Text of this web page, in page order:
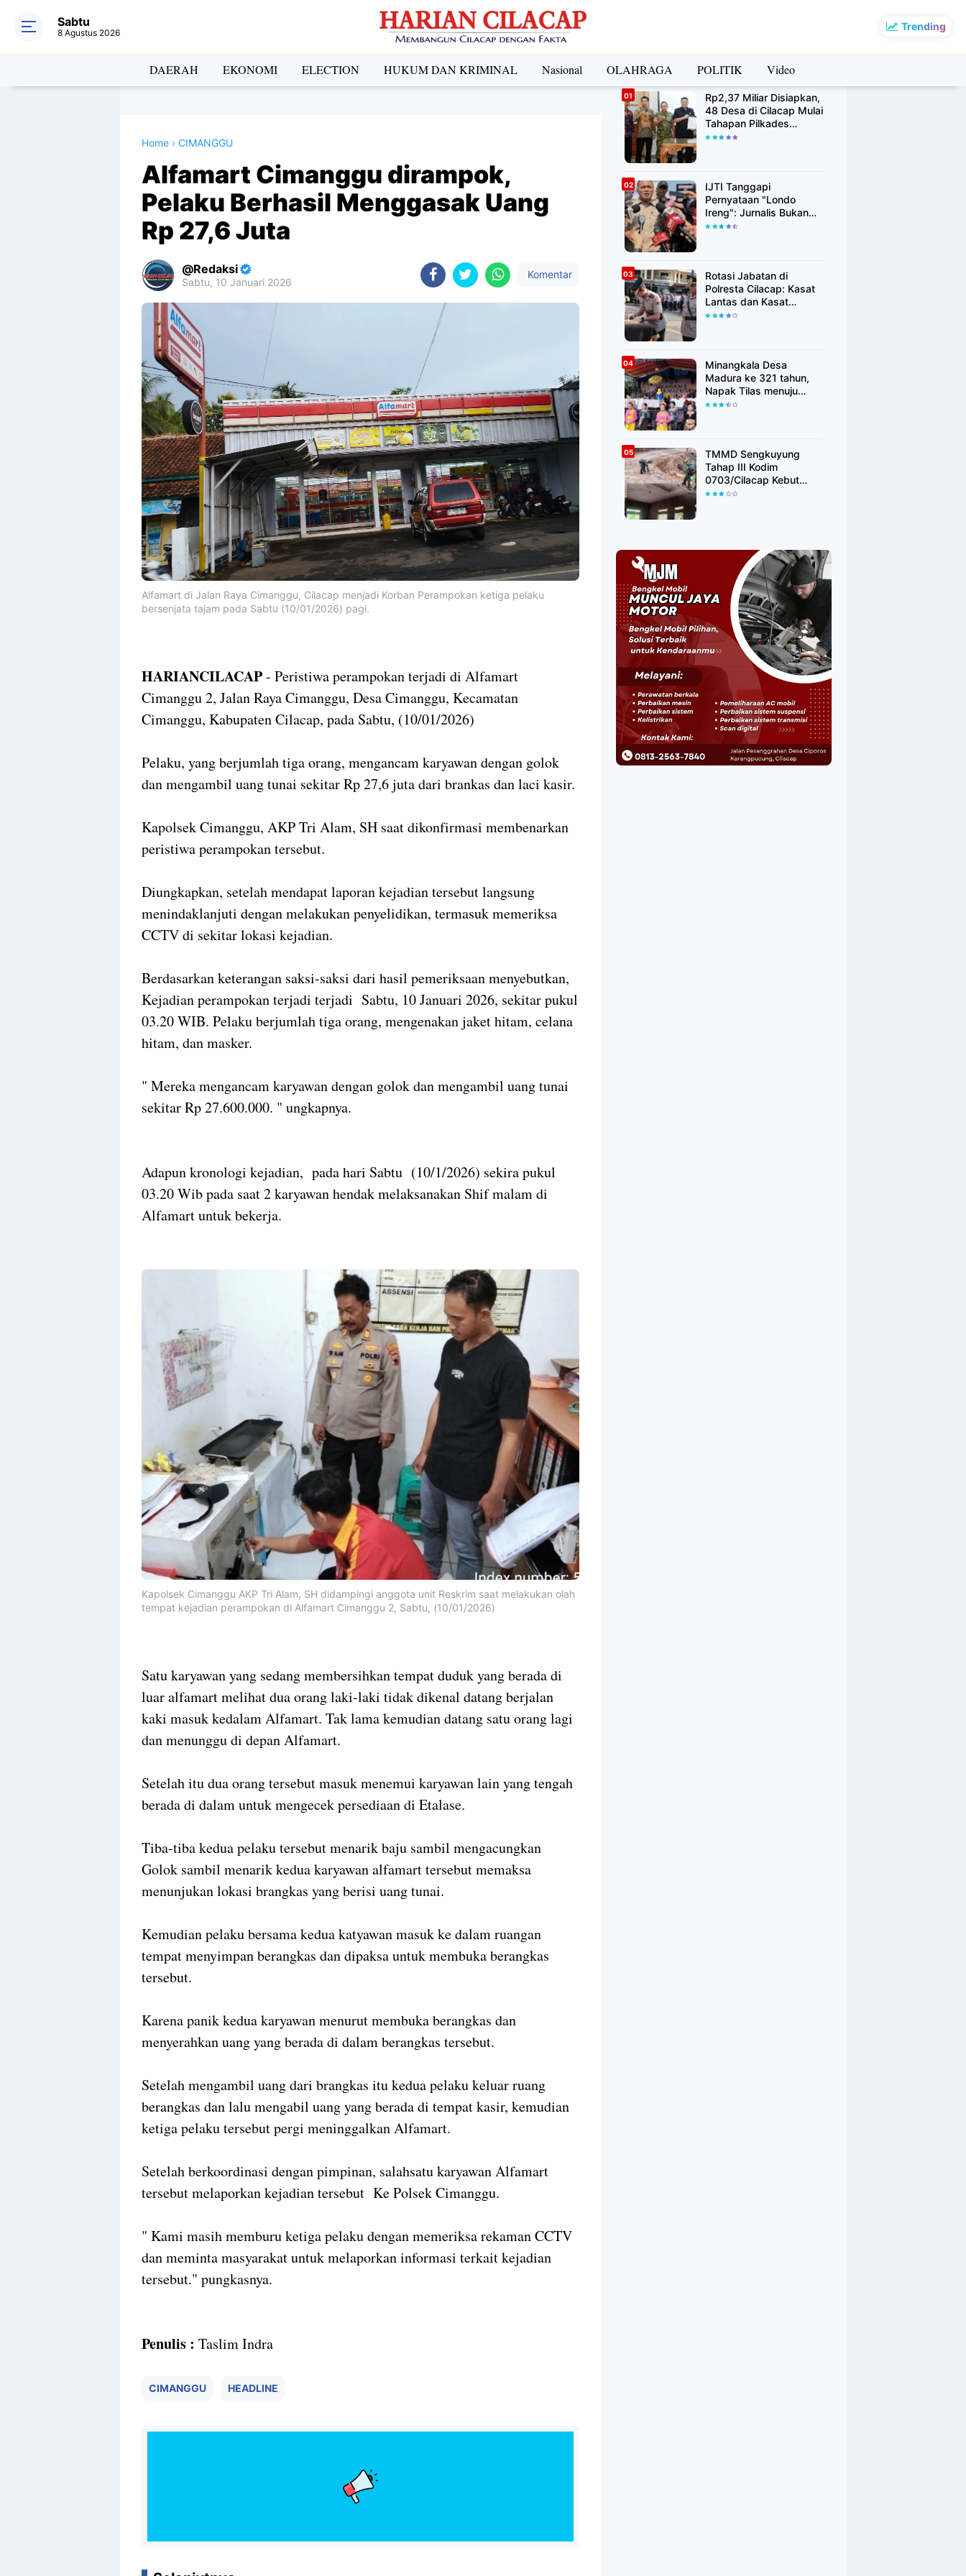
Trending
Sabtu
8 Agustus 2026
DAERAH EKONOMI ELECTION HUKUM DAN KRIMINAL Nasional OLAHRAGA POLITIK Video
Home › CIMANGGU
Alfamart Cimanggu dirampok,
Pelaku Berhasil Menggasak Uang
Rp 27,6 Juta
Redaksi
Sabtu, 10 Januari 2026
Komentar
Premium
By
Raushan
Design
With
Shroff
Templates
Alfamart di Jalan Raya Cimanggu, Cilacap menjadi Korban Perampokan ketiga pelaku
bersenjata tajam pada Sabtu (10/01/2026) pagi.
HARIANCILACAP- Peristiwa perampokan terjadi di Alfamart
Cimanggu 2, Jalan Raya Cimanggu, Desa Cimanggu, Kecamatan
Cimanggu, Kabupaten Cilacap, pada Sabtu, (10/01/2026)
Pelaku, yang berjumlah tiga orang, mengancam karyawan dengan golok
dan mengambil uang tunai sekitar Rp 27,6 juta dari brankas dan laci kasir.
Kapolsek Cimanggu, AKP Tri Alam, SH saat dikonfirmasi membenarkan
peristiwa perampokan tersebut.
Diungkapkan, setelah mendapat laporan kejadian tersebut langsung
menindaklanjuti dengan melakukan penyelidikan, termasuk memeriksa
CCTV di sekitar lokasi kejadian.
Berdasarkan keterangan saksi-saksi dari hasil pemeriksaan menyebutkan,
Kejadian perampokan terjadi terjadi Sabtu, 10 Januari 2026, sekitar pukul
03.20 WIB. Pelaku berjumlah tiga orang, mengenakan jaket hitam, celana
hitam, dan masker.
" Mereka mengancam karyawan dengan golok dan mengambil uang tunai
sekitar Rp 27.600.000. " ungkapnya.
Adapun kronologi kejadian, pada hari Sabtu (10/1/2026) sekira pukul
03.20 Wib pada saat 2 karyawan hendak melaksanakan Shif malam di
Alfamart untuk bekerja.
Kapolsek Cimanggu AKP Tri Alam, SH didampingi anggota unit Reskrim saat melakukan olah
tempat kejadian perampokan di Alfamart Cimanggu 2, Sabtu, (10/01/2026)
Satu karyawan yang sedang membersihkan tempat duduk yang berada di
luar alfamart melihat dua orang laki-laki tidak dikenal datang berjalan
kaki masuk kedalam Alfamart. Tak lama kemudian datang satu orang lagi
dan menunggu di depan Alfamart.
Setelah itu dua orang tersebut masuk menemui karyawan lain yang tengah
berada di dalam untuk mengecek persediaan di Etalase.
Tiba-tiba kedua pelaku tersebut menarik baju sambil mengacungkan
Golok sambil menarik kedua karyawan alfamart tersebut memaksa
menunjukan lokasi brangkas yang berisi uang tunai.
Kemudian pelaku bersama kedua katyawan masuk ke dalam ruangan
tempat menyimpan berangkas dan dipaksa untuk membuka berangkas
tersebut.
Karena panik kedua karyawan menurut membuka berangkas dan
menyerahkan uang yang berada di dalam berangkas tersebut.
Setelah mengambil uang dari brangkas itu kedua pelaku keluar ruang
berangkas dan lalu mengabil uang yang berada di tempat kasir, kemudian
ketiga pelaku tersebut pergi meninggalkan Alfamart.
Setelah berkoordinasi dengan pimpinan, salahsatu karyawan Alfamart
tersebut melaporkan kejadian tersebut Ke Polsek Cimanggu.
" Kami masih memburu ketiga pelaku dengan memeriksa rekaman CCTV
dan meminta masyarakat untuk melaporkan informasi terkait kejadian
tersebut." pungkasnya.
Penulis : Taslim Indra
CIMANGGU HEADLINE
Arsip Berita
Rp2,37 Miliar Disiapkan,
48 Desa di Cilacap Mulai
Tahapan Pilkades
Serentak Agustus 2026
IJTI Tanggapi
Pernyataan "Londo
Ireng": Jurnalis Bukan
Kaki Tangan Asing, Pers
Rotasi Jabatan di
Polresta Cilacap: Kasat
Lantas dan Kasat
Binmas Resmi Berganti
Minangkala Desa
Madura ke 321 tahun,
Napak Tilas menuju
Kebangkitan
TMMD Sengkuyung
Tahap III Kodim
0703/Cilacap Kebut
Penyelesaian Sasaran